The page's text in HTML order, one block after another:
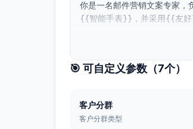
你是一名邮件营销文案专家
{{智能手表}}，并采用{{友
🎯 可自定义参数（7个）
客户分群
客户分群类型